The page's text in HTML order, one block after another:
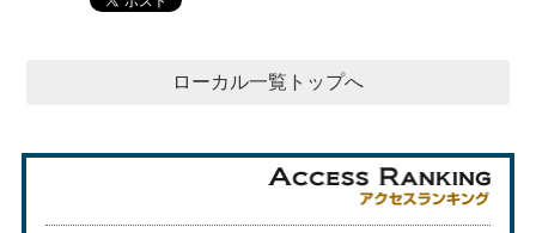
ローカル一覧トップへ